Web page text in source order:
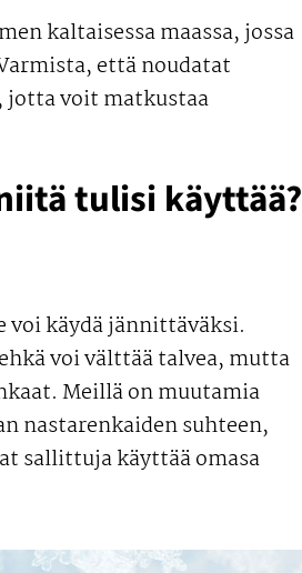
kaltaisessa maassa, jossa
että noudatat
jotta voit matkustaa
tulisi käyttää?
käydä jännittäväksi.
voi välttää talvea, mutta
Meillä on muutamia
nastarenkaiden suhteen,
sallittuja käyttää omasa